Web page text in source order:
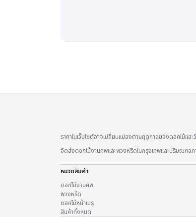
ราคาในเว็บไซต์อาจเปลี่ยนแปลงตามฤดูกาลของดอกไม้แ
จัดส่งดอกไม้งานศพและพวงหรีดในกรุงเทพและปริมณฑล
หมวดสินค้า
ดอกไม้งานศพ
พวงหรีด
ดอกไม้หน้าเมรุ
สินค้าทั้งหมด